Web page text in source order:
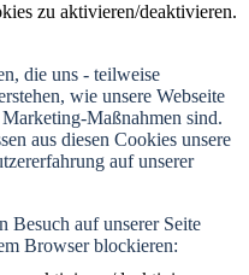
zu aktivieren/deaktivieren.
die uns - teilweise
wie unsere Webseite
Maßnahmen sind.
aus diesen Cookies unsere
auf unserer
Besuch auf unserer Seite
Browser blockieren: